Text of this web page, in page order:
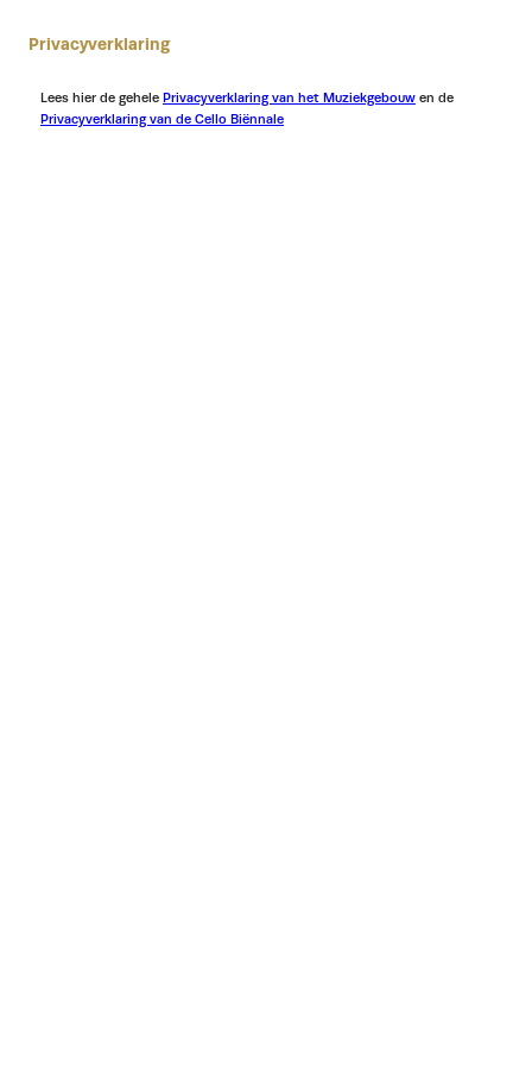
Privacyverklaring
Lees hier de gehele Privacyverklaring van het Muziekgebouw en de
Privacyverklaring van de Cello Biënnale